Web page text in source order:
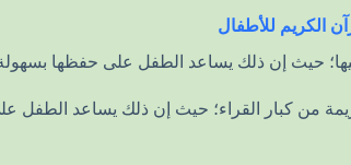
الكريم للأطفال
من كبار القراء؛ حيث إن ذلك يساعد